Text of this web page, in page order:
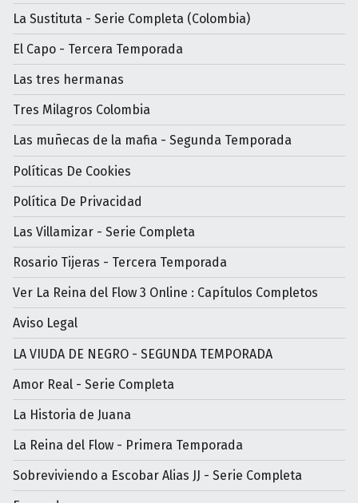
La Sustituta - Serie Completa (Colombia)
El Capo - Tercera Temporada
Las tres hermanas
Tres Milagros Colombia
Las muñecas de la mafia - Segunda Temporada
Políticas De Cookies
Política De Privacidad
Las Villamizar - Serie Completa
Rosario Tijeras - Tercera Temporada
Ver La Reina del Flow 3 Online : Capítulos Completos
Aviso Legal
LA VIUDA DE NEGRO - SEGUNDA TEMPORADA
Amor Real - Serie Completa
La Historia de Juana
La Reina del Flow - Primera Temporada
Sobreviviendo a Escobar Alias JJ - Serie Completa